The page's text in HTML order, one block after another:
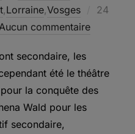
,Lorraine,Vosges
Publié
24
Aucun commentaire
secondaire, les
été le théâtre
la conquête des
Wald pour les
secondaire,